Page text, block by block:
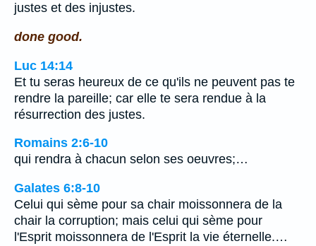
justes et des injustes.
done good.
Luc 14:14
Et tu seras heureux de ce qu'ils ne peuvent pas te
rendre la pareille; car elle te sera rendue à la
résurrection des justes.
Romains 2:6-10
qui rendra à chacun selon ses oeuvres;…
Galates 6:8-10
Celui qui sème pour sa chair moissonnera de la
chair la corruption; mais celui qui sème pour
l'Esprit moissonnera de l'Esprit la vie éternelle.…